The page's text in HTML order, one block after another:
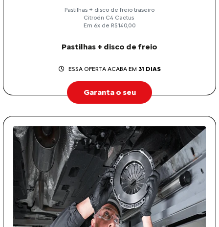
Pastilhas + disco de freio
Pastilhas + disco de freio traseiro
Citroën C4 Cactus
Em 6x de R$140,00
ESSA OFERTA ACABA EM 31 DIAS
Garanta o seu